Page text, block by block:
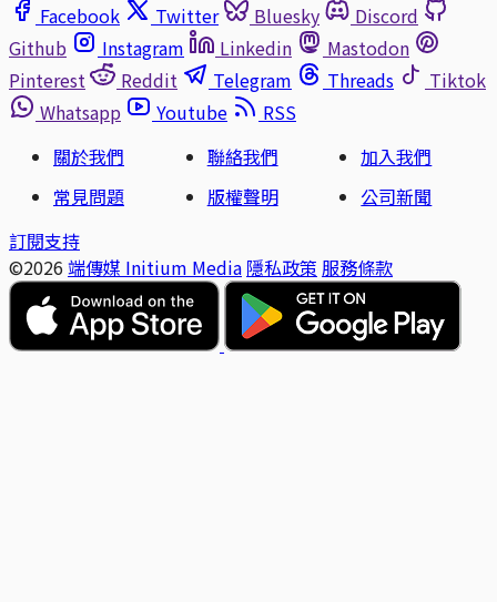
Facebook
Twitter Bluesky
Discord
Github
Instagram Linkedin
Mastodon
Pinterest
Reddit Telegram Threads
Tiktok
Whatsapp
Youtube
RSS
關於我們
聯絡我們
加入我們
常見問題
版權聲明
公司新聞
訂閱支持
©2026 端傳媒 Initium Media 隱私政策 服務條款